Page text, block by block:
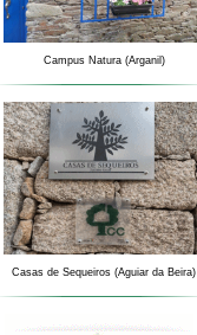
Campus Natura (Arganil)
Casas de Sequeiros (Aguiar da Beira)